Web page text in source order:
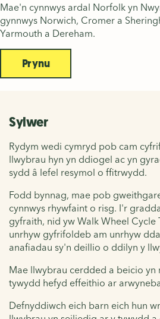
Mae'n cynnwys ardal Norfolk yn
gynnwys Norwich, Cromer a
Yarmouth a Dereham.
Prynu
Sylwer
Rydym wedi cymryd pob cam
llwybrau hyn yn ddiogel ac yn
sydd â lefel resymol o ffitrwydd.
Fodd bynnag, mae pob
cynnwys rhywfaint o risg. I'r
gyfraith, nid yw Walk Wheel Cycle
unrhyw gyfrifoldeb am unrhyw
anafiadau sy'n deillio o ddilyn y
Mae llwybrau cerdded a beicio yn
tywydd hefyd effeithio ar
Defnyddiwch eich barn eich hun